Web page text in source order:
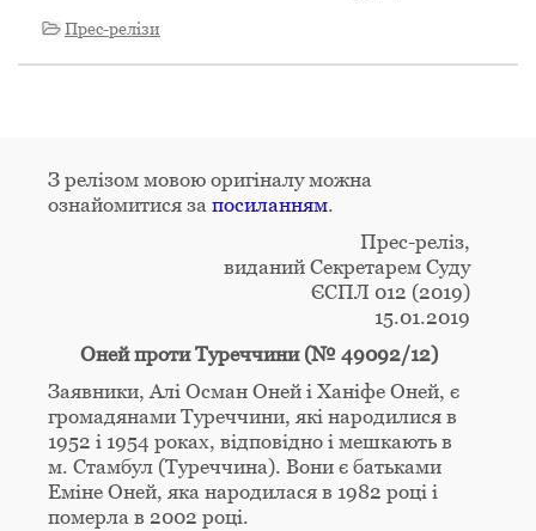
Прес-релізи
З релізом мовою оригіналу можна
ознайомитися за посиланням.
Прес-реліз,
виданий Секретарем Суду
ЄСПЛ 012 (2019)
15.01.2019
Оней проти Туреччини (№ 49092/12)
Заявники, Алі Осман Оней і Ханіфе Оней, є
громадянами Туреччини, які народилися в
1952 і 1954 роках, відповідно і мешкають в
м. Стамбул (Туреччина). Вони є батьками
Еміне Оней, яка народилася в 1982 році і
померла в 2002 році.